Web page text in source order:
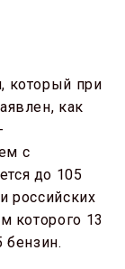
который при
как
с
до 105
российских
которого 13
бензин.